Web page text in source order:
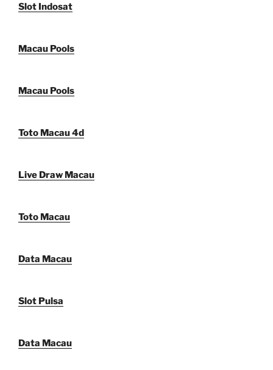
Slot Indosat
Macau Pools
Macau Pools
Toto Macau 4d
Live Draw Macau
Toto Macau
Data Macau
Slot Pulsa
Data Macau